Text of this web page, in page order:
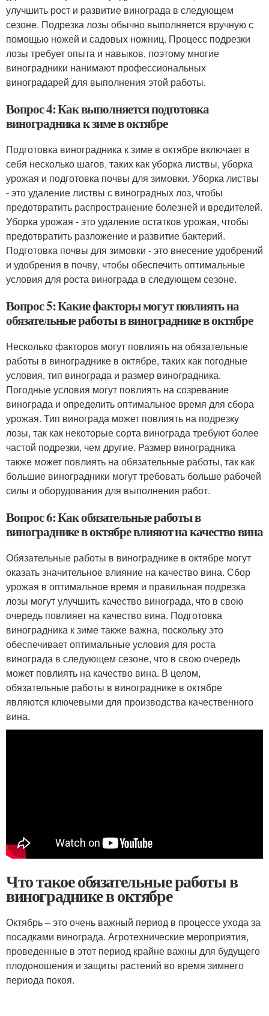
улучшить рост и развитие винограда в следующем
сезоне. Подрезка лозы обычно выполняется вручную с
помощью ножей и садовых ножниц. Процесс подрезки
лозы требует опыта и навыков, поэтому многие
виноградники нанимают профессиональных
виноградарей для выполнения этой работы.
Вопрос 4: Как выполняется подготовка
виноградника к зиме в октябре
Подготовка виноградника к зиме в октябре включает в
себя несколько шагов, таких как уборка листвы, уборка
урожая и подготовка почвы для зимовки. Уборка листвы
- это удаление листвы с виноградных лоз, чтобы
предотвратить распространение болезней и вредителей.
Уборка урожая - это удаление остатков урожая, чтобы
предотвратить разложение и развитие бактерий.
Подготовка почвы для зимовки - это внесение удобрений
и удобрения в почву, чтобы обеспечить оптимальные
условия для роста винограда в следующем сезоне.
Вопрос 5: Какие факторы могут повлиять на
обязательные работы в винограднике в октябре
Несколько факторов могут повлиять на обязательные
работы в винограднике в октябре, таких как погодные
условия, тип винограда и размер виноградника.
Погодные условия могут повлиять на созревание
винограда и определить оптимальное время для сбора
урожая. Тип винограда может повлиять на подрезку
лозы, так как некоторые сорта винограда требуют более
частой подрезки, чем другие. Размер виноградника
также может повлиять на обязательные работы, так как
большие виноградники могут требовать больше рабочей
силы и оборудования для выполнения работ.
Вопрос 6: Как обязательные работы в
винограднике в октябре влияют на качество вина
Обязательные работы в винограднике в октябре могут
оказать значительное влияние на качество вина. Сбор
урожая в оптимальное время и правильная подрезка
лозы могут улучшить качество винограда, что в свою
очередь повлияет на качество вина. Подготовка
виноградника к зиме также важна, поскольку это
обеспечивает оптимальные условия для роста
винограда в следующем сезоне, что в свою очередь
может повлиять на качество вина. В целом,
обязательные работы в винограднике в октябре
являются ключевыми для производства качественного
вина.
Что такое обязательные работы в
винограднике в октябре
Октябрь – это очень важный период в процессе ухода за
посадками винограда. Агротехнические мероприятия,
проведенные в этот период крайне важны для будущего
плодоношения и защиты растений во время зимнего
периода покоя.